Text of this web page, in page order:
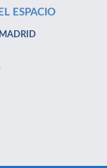
ESPACIO